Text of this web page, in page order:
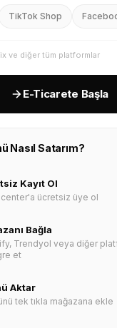
TikTok Shop
ve diğer tüm platformlar
E-Ticarete Başla
Nasıl Satarım?
Kayıt Ol
ücretsiz üye ol
Bağla
Trendyol veya diğer
et
Aktar
tek tıkla mağazana ekle